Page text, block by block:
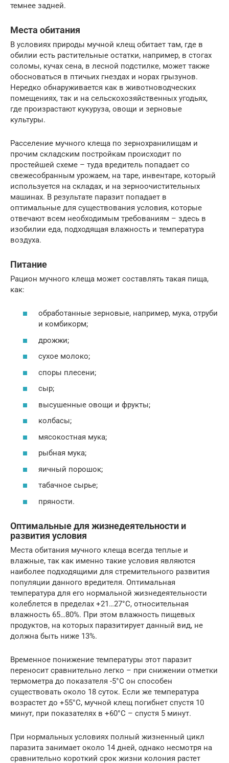
темнее задней.
Места обитания
В условиях природы мучной клещ обитает там, где в
обилии есть растительные остатки, например, в стогах
соломы, кучах сена, в лесной подстилке, может также
обосноваться в птичьих гнездах и норах грызунов.
Нередко обнаруживается как в животноводческих
помещениях, так и на сельскохозяйственных угодьях,
где произрастают кукуруза, овощи и зерновые
культуры.
Расселение мучного клеща по зернохранилищам и
прочим складским постройкам происходит по
простейшей схеме – туда вредитель попадает со
свежесобранным урожаем, на таре, инвентаре, который
используется на складах, и на зерноочистительных
машинах. В результате паразит попадает в
оптимальные для существования условия, которые
отвечают всем необходимым требованиям – здесь в
изобилии еда, подходящая влажность и температура
воздуха.
Питание
Рацион мучного клеща может составлять такая пища,
как:
обработанные зерновые, например, мука, отруби
и комбикорм;
дрожжи;
сухое молоко;
споры плесени;
сыр;
высушенные овощи и фрукты;
колбасы;
мясокостная мука;
рыбная мука;
яичный порошок;
табачное сырье;
пряности.
Оптимальные для жизнедеятельности и
развития условия
Места обитания мучного клеща всегда теплые и
влажные, так как именно такие условия являются
наиболее подходящими для стремительного развития
популяции данного вредителя. Оптимальная
температура для его нормальной жизнедеятельности
колеблется в пределах +21…27°C, относительная
влажность 65…80%. При этом влажность пищевых
продуктов, на которых паразитирует данный вид, не
должна быть ниже 13%.
Временное понижение температуры этот паразит
переносит сравнительно легко – при снижении отметки
термометра до показателя -5°C он способен
существовать около 18 суток. Если же температура
возрастет до +55°C, мучной клещ погибнет спустя 10
минут, при показателях в +60°C – спустя 5 минут.
При нормальных условиях полный жизненный цикл
паразита занимает около 14 дней, однако несмотря на
сравнительно короткий срок жизни колония растет